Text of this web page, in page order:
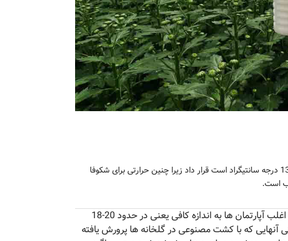
انواع گیاهان گلخانه های معتدل را باید در اتاق هایی که حرارت متوسط آنها بین 15-13 درجه سانتیگراد است قرار داد زیرا چنین حرارتی برای شکوفا
است.
برخلاف تصور همگان در این باره توصیه های بسیاری لازم نیست. زیرا گرمای اغلب آپارتمان ها به اندازه کافی یعنی در حدود 20-18
آنهایی که با کشت مصنوعی در گلخانه ها پرورش یافته